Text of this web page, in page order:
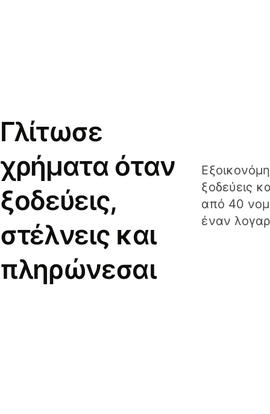
Γλίτωσε
χρήματα όταν
ξοδεύεις,
στέλνεις και
πληρώνεσαι
ξοδεύεις
από 40
έναν